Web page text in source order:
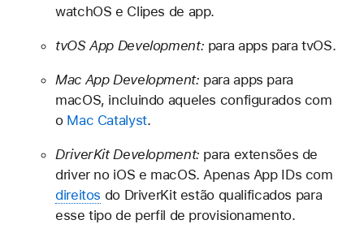
watchOS e Clipes de app.
tvOS App Development: para apps para tvOS.
Mac App Development: para apps para
macOS, incluindo aqueles configurados com
o Mac Catalyst.
DriverKit Development: para extensões de
driver no iOS e macOS. Apenas App IDs com
direitos do DriverKit estão qualificados para
esse tipo de perfil de provisionamento.